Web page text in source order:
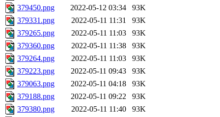
379450.png
2022-05-12 03:34
93K
379331.png
2022-05-11 11:31
93K
379265.png
2022-05-11 11:03
93K
379360.png
2022-05-11 11:38
93K
379264.png
2022-05-11 11:03
93K
379223.png
2022-05-11 09:43
93K
379063.png
2022-05-11 04:18
93K
379188.png
2022-05-11 09:22
93K
379380.png
2022-05-11 11:40
93K